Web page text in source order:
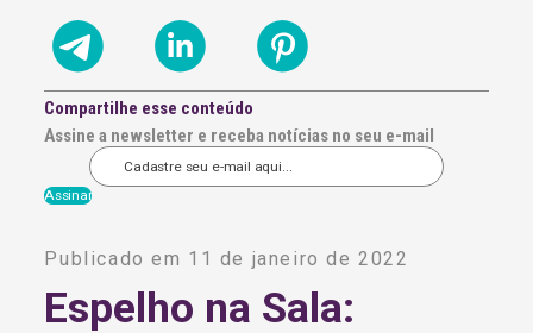
Compartilhe esse conteúdo
Assine a newsletter e receba notícias no seu e-mail
t
n
Publicado em 11 de janeiro de 2022
Espelho na Sala: